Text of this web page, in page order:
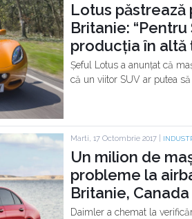
Lotus
Britanie:
producția în altă
Șeful Lotus a anunțat că
că un viitor SUV ar putea
Marti, 17 Octombrie 2017 |
Un milion de
probleme la
Britanie,
Daimler a chemat la